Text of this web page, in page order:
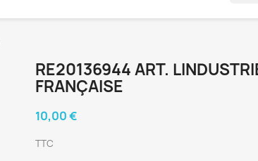
RE20136944 ART.
FRANÇAISE
10,00 €
TTC